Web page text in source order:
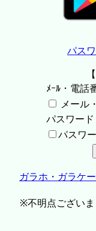
パス
ﾒｰﾙ・電話
メール
パスワード
パスワ
ガラホ・ガラケ
※不明点ござい